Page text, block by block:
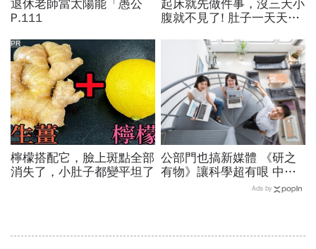
退休老師當太陽能「愚公
P.111
起床就先做件事，沒三天小
腹就不見了! 肚子一天天變
檸檬搭配它，臉上斑點全部
消失了，小肚子都變平坦了
PR
公部門也搞新媒體 《研之
有物》讓科學超有哏 中研
院在做什麼？ 「鄉民」小
Ads by